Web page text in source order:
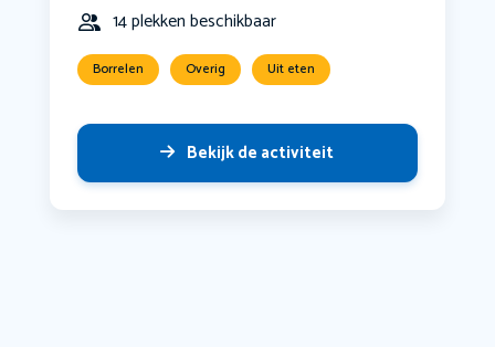
14 plekken beschikbaar
Borrelen Overig Uit eten
Bekijk de activiteit